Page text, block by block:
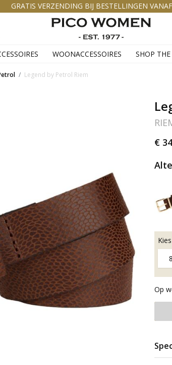
GRATIS VERZENDING BIJ BESTELLINGEN
WOONACCESSOIRES SHOP
Legend by Petrol Riem
€
Op